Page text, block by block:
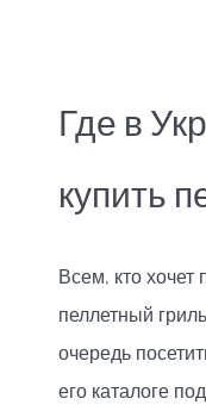
Где в
купить
Всем, кто хочет
пеллетный
очередь
его каталоге